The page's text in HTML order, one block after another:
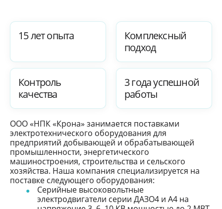
ООО «НПК «Крона» занимается поставками
электротехнического оборудования для
предприятий добывающей и обрабатывающей
промышленности, энергетического
машиностроения, строительства и сельского
хозяйства. Наша компания специализируется на
поставке следующего оборудования:
Серийные высоковольтные
электродвигатели серии ДАЗО4 и А4 на
15 лет опыта
Комплексный
подход
Контроль
качества
3 года успешной
работы